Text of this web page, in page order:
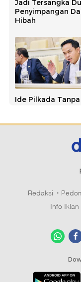
Jadi Tersangka
Penyimpangan
Hibah
Ide Pilkada
Kena OTT
PKB Dukung
Berintegritas
Redaksi
Info Iklan